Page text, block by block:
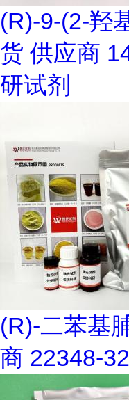
(R)-9-(2-羟
货 供应商
研试剂
(R)-二苯基
商 22348-